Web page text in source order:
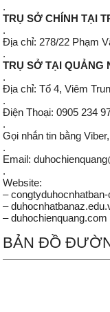
.
TRỤ SỞ CHÍNH TẠI
.
Địa chỉ: 278/22 Phạm
.
TRỤ SỞ TẠI QUẢNG
.
Địa chỉ: Tổ 4, Viêm
.
Điện Thoại: 0905 234
.
Gọi nhắn tin bằng
.
Email:
.
Website:
–
–
– duhochienquang.com
BẢN ĐỒ